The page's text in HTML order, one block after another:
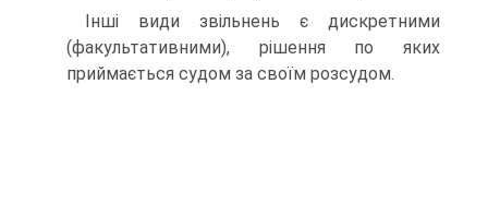
Інші види звільнень є дискретними
(факультативними), рішення по яких
приймається судом за своїм розсудом.